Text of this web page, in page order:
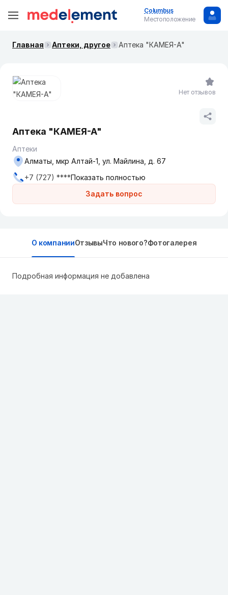
Columbus
Местоположение
Главная Аптеки, другое Аптека "КАМЕЯ-А"
Аптека "КАМЕЯ-А"
Аптеки
Задать вопрос
Алматы, мкр Алтай-1, ул. Майлина, д. 67
+7 (727) ****Показать полностью
Нет отзывов
О компанииОтзывыЧто нового?Фотогалерея
Подробная информация не добавлена